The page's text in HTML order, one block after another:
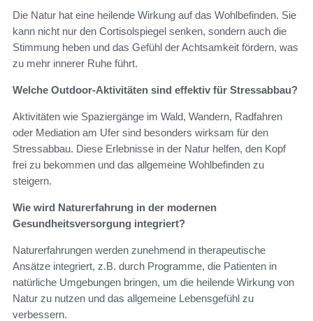
Die Natur hat eine heilende Wirkung auf das Wohlbefinden. Sie
kann nicht nur den Cortisolspiegel senken, sondern auch die
Stimmung heben und das Gefühl der Achtsamkeit fördern, was
zu mehr innerer Ruhe führt.
Welche Outdoor-Aktivitäten sind effektiv für Stressabbau?
Aktivitäten wie Spaziergänge im Wald, Wandern, Radfahren
oder Mediation am Ufer sind besonders wirksam für den
Stressabbau. Diese Erlebnisse in der Natur helfen, den Kopf
frei zu bekommen und das allgemeine Wohlbefinden zu
steigern.
Wie wird Naturerfahrung in der modernen
Gesundheitsversorgung integriert?
Naturerfahrungen werden zunehmend in therapeutische
Ansätze integriert, z.B. durch Programme, die Patienten in
natürliche Umgebungen bringen, um die heilende Wirkung von
Natur zu nutzen und das allgemeine Lebensgefühl zu
verbessern.